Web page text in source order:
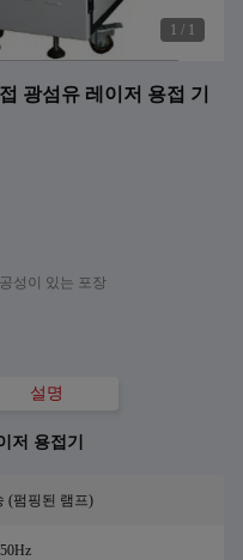
1 / 1
광섬유 레이저 용접 기
성이 있는 포장
설명
저 용접기
(펌핑된 램프)